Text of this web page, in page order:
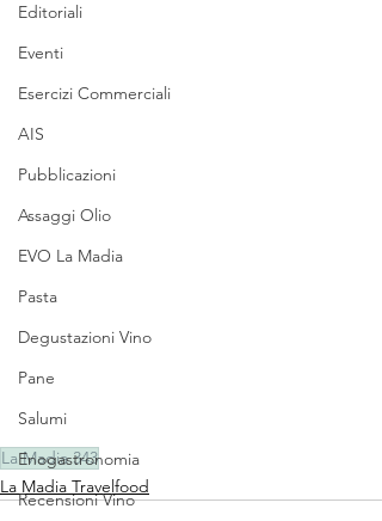
Editoriali
Eventi
Esercizi Commerciali
AIS
Pubblicazioni
Assaggi Olio
EVO La Madia
Pasta
Degustazioni Vino
Pane
Salumi
Enogastronomia
Recensioni Vino
La Madia 343
La Madia Travelfood